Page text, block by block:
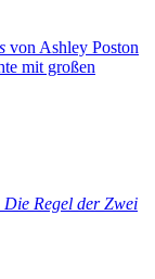
von Ashley Poston
mit großen
Regel der Zwei